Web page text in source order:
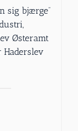
sig bjærge”
Østeramt